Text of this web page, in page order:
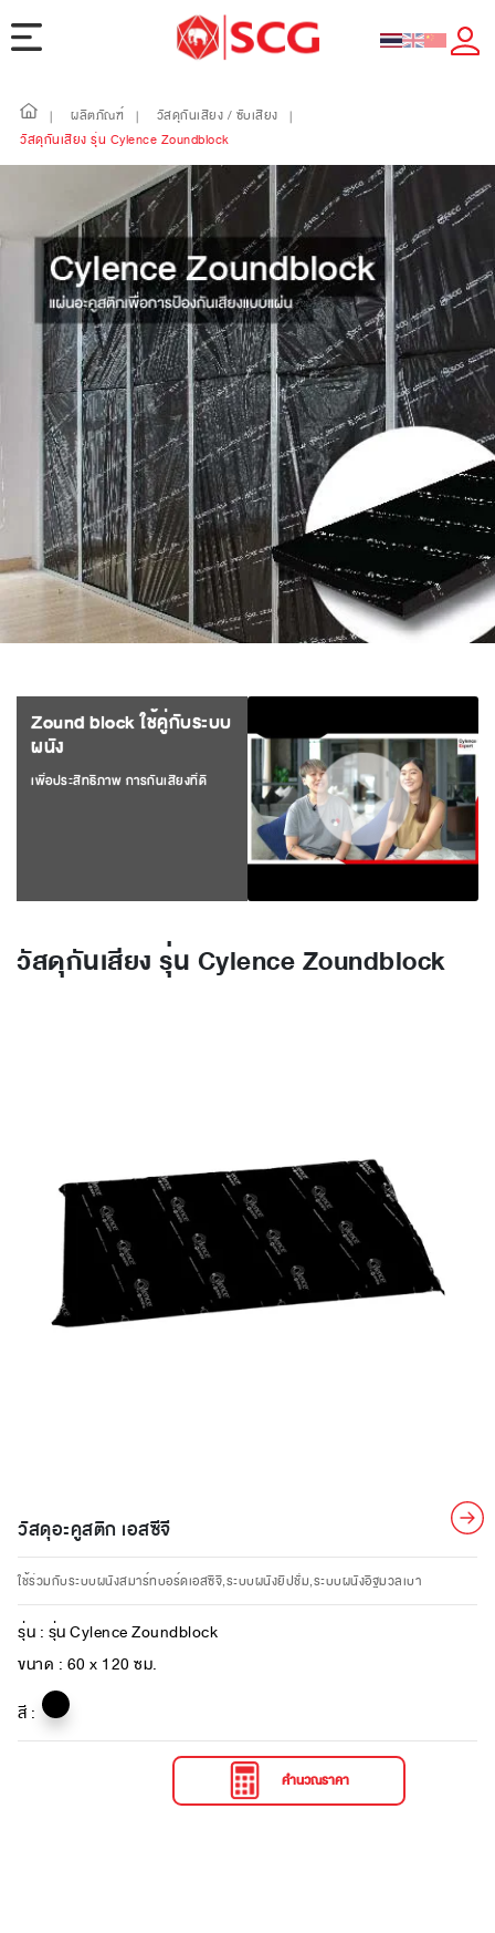
| ผลิตภัณฑ์ | วัสดุกันเสียง / ซับเสียง
|
วัสดุกันเสียง รุ่น Cylence Zoundblock
วัสดุกันเสียง รุ่น Cylence Zoundblock
Zound block ใช้คู่กับระบบ
ผนัง
เพื่อประสิทธิภาพ การกันเสียงที่ดี
วัสดุอะคูสติก เอสซีจี
ใช้ร่วมกับระบบผนังสมาร์ทบอร์ดเอสซีจี,ระบบผนังยิปชั่ม,ระบบผนังอิฐมวลเบา
รุ่น : รุ่น Cylence Zoundblock
ขนาด : 60 x 120 ซม.
สี :
คำนวณราคา